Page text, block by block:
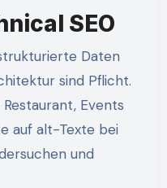
SEO
Daten
sind Pflicht.
Events
auf alt-Texte bei
und